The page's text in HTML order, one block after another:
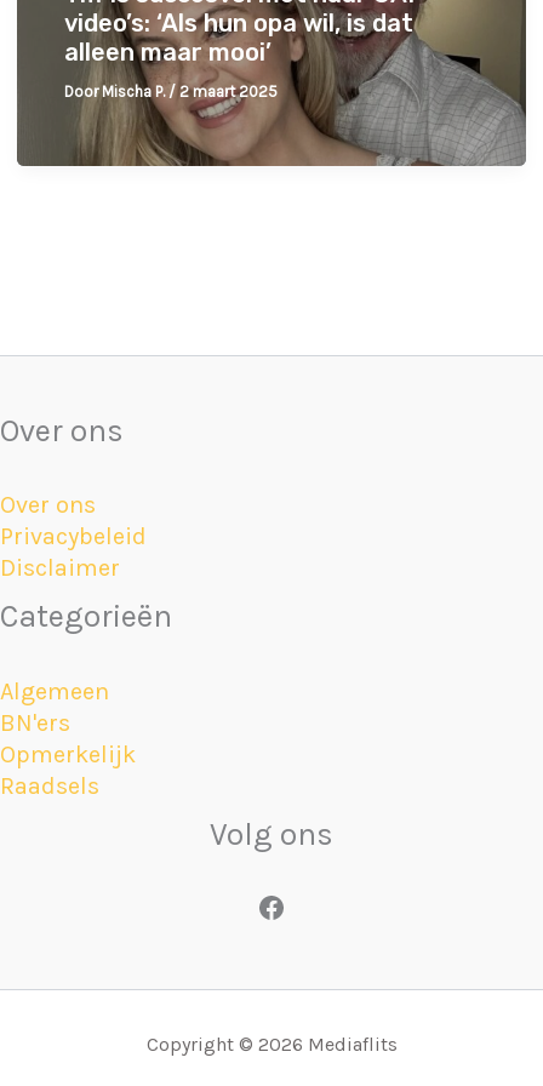
video’s: ‘Als hun opa wil, is dat
alleen maar mooi’
Door Mischa P. /2 maart 2025
Over ons
Over ons
Privacybeleid
Disclaimer
Categorieën
Algemeen
BN'ers
Opmerkelijk
Raadsels
Volg ons
Facebook
Copyright © 2026 Mediaflits